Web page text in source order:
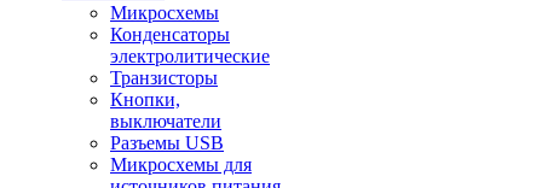
Микросхемы
Конденсаторы
электролитические
Транзисторы
Кнопки,
выключатели
Разъемы USB
Микросхемы для